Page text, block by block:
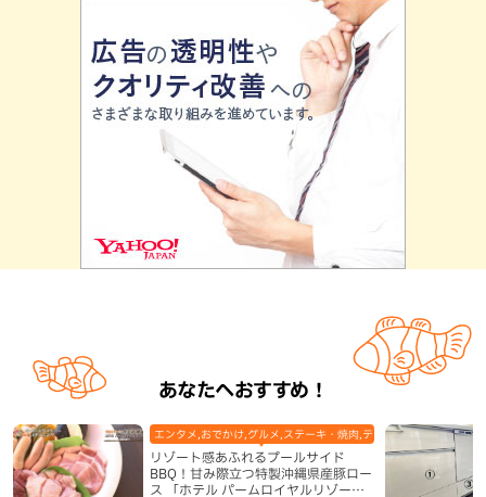
あなたへおすすめ！
リゾート感あふれるプールサイド
BBQ！甘み際立つ特製沖縄県産豚ロー
ス 「ホテル パームロイヤルリゾート
エンタメ,おでかけ,グルメ,ステーキ・焼肉,テレビ,ホテル,地域,本島